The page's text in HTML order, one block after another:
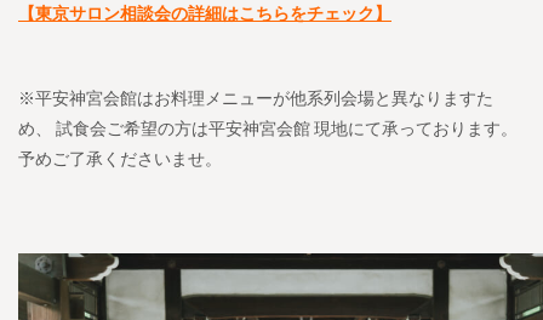
【東京サロン相談会の詳細はこちらをチェック】
※平安神宮会館はお料理メニューが他系列会場と異なりますた
め、
試食会ご希望の方は平安神宮会館 現地にて承っております。
予めご了承くださいませ。